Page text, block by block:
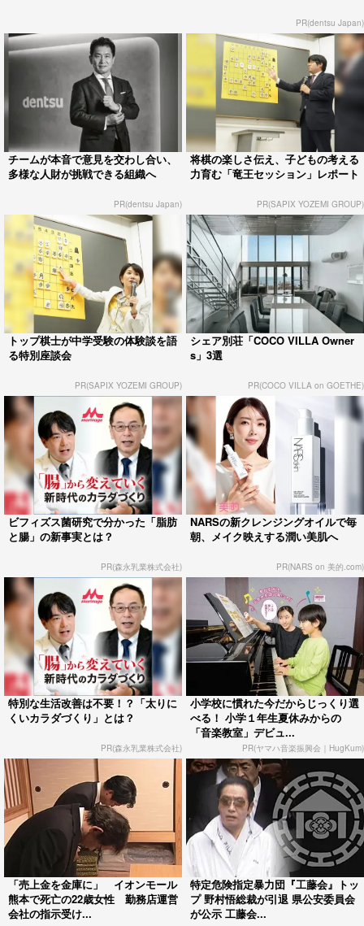
PR(dentsu Japan)
チームが本音で意見を交わし合い、
多様な人財が挑戦できる組織へ
PR(dentsu Japan)
将棋の楽しさ伝え、子どもの考える
力育む「竜王セッション」レポート
PR(SAPIX YOZEMI GROUP)
トップ棋士が中学受験の体験談を語
る特別座談会
PR(SAPIX YOZEMI GROUP)
シェア別荘「COCO VILLA Owner
s」3選
PR(COCO VILLA on GOETHE)
ビフィズス菌研究で分かった「脂肪
と腸」の新事実とは？
PR(森永乳業株式会社)
NARSの新クレンジングオイルで毎
朝、メイク映えする潤い美肌へ
PR(NARS on 美的.com)
特別な生活改善は不要！？「太りに
くいカラダづくり」とは？
PR(森永乳業株式会社)
小学校に慣れた今だからじっくり選
べる！ 小学１年生夏休みからの
「音楽教室」デビュ...
PR(ヤマハ音楽振興会｜HugKum)
「売上金を金庫に」 イオンモール
熊本で死亡の22歳女性 勤務店運営
会社の指示受け...
特定危険指定暴力団『工藤会』トッ
プ 野村悟総裁が引退 県公安委員会
が公示 工藤会...